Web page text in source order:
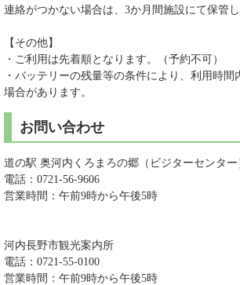
連絡がつかない場合は、3か月間施設にて保管
【その他】
・ご利用は先着順となります。（予約不可）
・バッテリーの残量等の条件により、利用時
場合があります。
お問い合わせ
道の駅 奥河内くろまろの郷（ビジターセンター
電話：0721-56-9606
営業時間：午前9時から午後5時
河内長野市観光案内所
電話：0721-55-0100
営業時間：午前9時から午後5時